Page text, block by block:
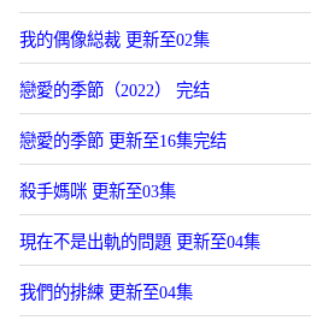
我的偶像縂裁 更新至02集
戀愛的季節（2022） 完结
戀愛的季節 更新至16集完结
殺手媽咪 更新至03集
現在不是出軌的問題 更新至04集
我們的排練 更新至04集